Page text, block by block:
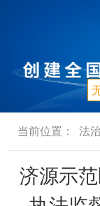
当前位置： 法
济源示